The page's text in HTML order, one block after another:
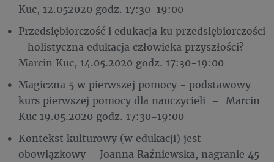
Kuc, 12.052020 godz. 17:30-19:00
Przedsiębiorczość i edukacja ku przedsiębiorczości
- holistyczna edukacja człowieka przyszłości? –
Marcin Kuc, 14.05.2020 godz. 17:30-19:00
Magiczna 5 w pierwszej pomocy - podstawowy
kurs pierwszej pomocy dla nauczycieli – Marcin
Kuc 19.05.2020 godz. 17:30-19:00
Kontekst kulturowy (w edukacji) jest
obowiązkowy – Joanna Raźniewska, nagranie 45